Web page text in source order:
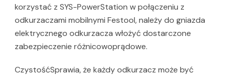
korzystać z SYS-PowerStation w połączeniu z
odkurzaczami mobilnymi Festool, należy do gniazda
elektrycznego odkurzacza włożyć dostarczone
zabezpieczenie różnicowoprądowe.
CzystośćSprawia, że każdy odkurzacz może być